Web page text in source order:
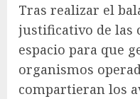
Tras realizar el
justificativo de las
espacio para que
organismos
compartieran los